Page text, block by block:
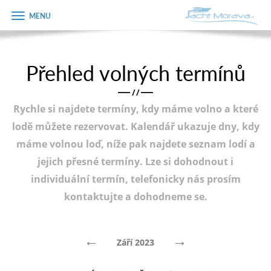
Úvodní strana
Plán plavby
Tipy na výlet
Fotogalerie
Zobrazit
menu
Přehled volných termínů
/ /
Rychle si najdete termíny, kdy máme volno a které
lodě můžete rezervovat. Kalendář ukazuje dny, kdy
máme volnou loď, níže pak najdete seznam lodí a
jejich přesné termíny. Lze si dohodnout i
individuální termín, telefonicky nás prosím
kontaktujte a dohodneme se.
← Září 2023 →
Objednávka
dárkového
Jméno
Telefon
E-mail